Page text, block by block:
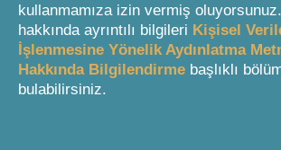
MADDE 36
(1) Hâkimin tarafsızlığından
önemli bir sebebin bulunması
Özellikle aşağıdaki hâllerde, hâkimin
kullanmamıza izin vermiş
hakkında ayrıntılı bilgileri Kişisel
İşlenmesine Yönelik Aydınlatma
Hakkında Bilgilendirme başlıklı
bulabilirsiniz.